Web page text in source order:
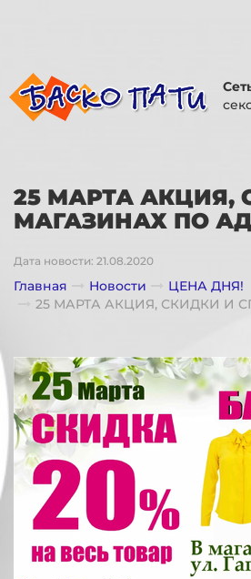
25 МАРТА АКЦИЯ,
МАГАЗИНАХ ПО
Дата новости: 21.08.2020
Главная Новости
ЦЕНА ДНЯ!
25 МАРТА АКЦИЯ, СКИДКИ И